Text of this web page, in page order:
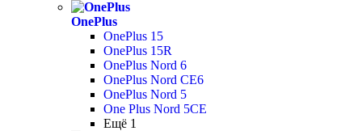
OnePlus
OnePlus 15
OnePlus 15R
OnePlus Nord 6
OnePlus Nord CE6
OnePlus Nord 5
One Plus Nord 5CE
Ещё 1